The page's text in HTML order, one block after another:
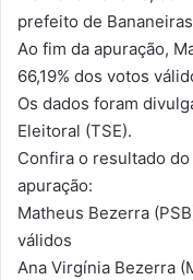
prefeito de
Ao fim da apuração,
66,19% dos votos
Os dados foram
Eleitoral (TSE).
Confira o resultado
apuração:
Matheus Bezerra
válidos
Ana Virgínia Bezerra